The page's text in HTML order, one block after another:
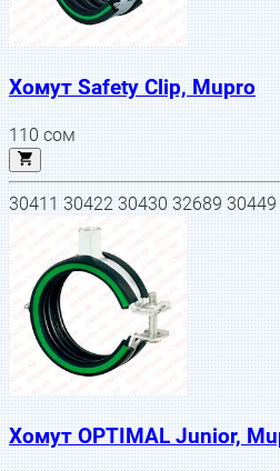
Хомут Safety Clip, Mupro
110сом
30411 30422 30430 32689
Хомут OPTIMAL Junior,